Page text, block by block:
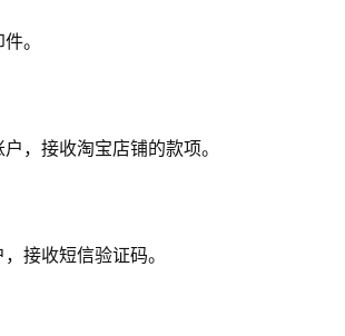
。
，接收淘宝店铺的款项。
接收短信验证码。